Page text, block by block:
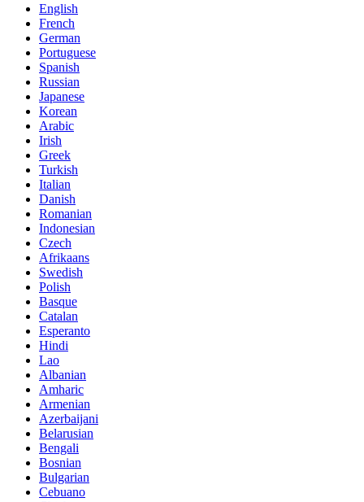
English
French
German
Portuguese
Spanish
Russian
Japanese
Korean
Arabic
Irish
Greek
Turkish
Italian
Danish
Romanian
Indonesian
Czech
Afrikaans
Swedish
Polish
Basque
Catalan
Esperanto
Hindi
Lao
Albanian
Amharic
Armenian
Azerbaijani
Belarusian
Bengali
Bosnian
Bulgarian
Cebuano